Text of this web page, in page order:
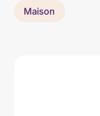
Maison